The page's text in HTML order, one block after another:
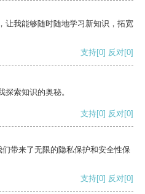
让我能够随时随地学习新知识，拓宽
支持[0] 反对[0]
索知识的奥秘。
支持[0] 反对[0]
带来了无限的隐私保护和安全性保
支持[0] 反对[0]